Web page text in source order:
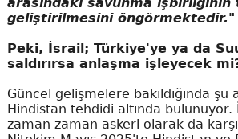
arasındaki savunma işbirliğinin
geliştirilmesini öngörmektedir."
Peki, İsrail; Türkiye'ye ya da
saldırırsa anlaşma işleyecek
Güncel gelişmelere bakıldığında şu
Hindistan tehdidi altında
zaman zaman askeri olarak da